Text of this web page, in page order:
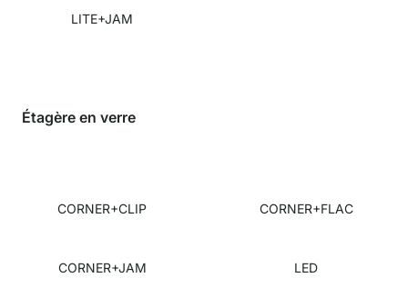
LITE+JAM
Étagère en verre
CORNER+CLIP CORNER+FLAC
CORNER+JAM LED